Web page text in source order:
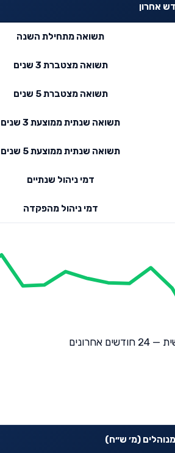
אחרון
תשואה מתחילת השנה
תשואה מצטברת 3 שנים
תשואה מצטברת 5 שנים
תשואה שנתית ממוצעת 3 שנים
תשואה שנתית ממוצעת 5 שנים
דמי ניהול שנתיים
דמי ניהול מהפקדה
אחרונים
(מ׳ ש״ח)